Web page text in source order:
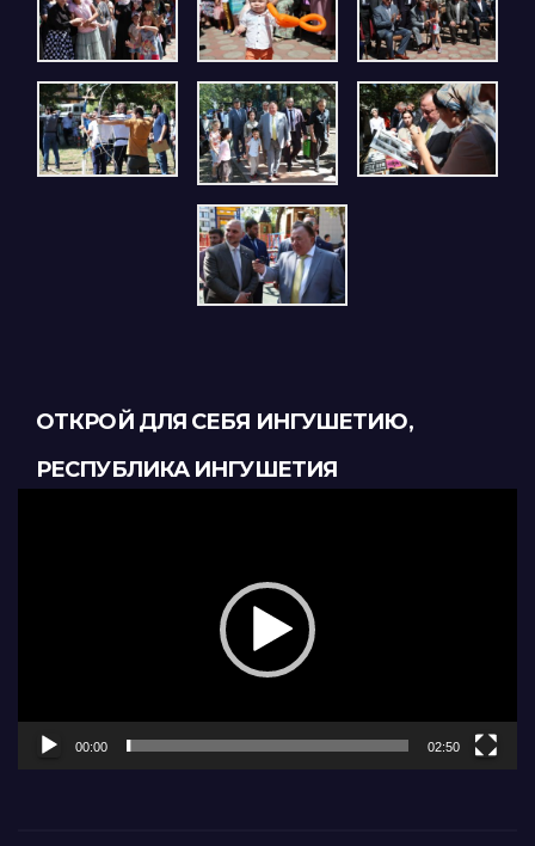
ОТКРОЙ ДЛЯ СЕБЯ ИНГУШЕТИЮ,
РЕСПУБЛИКА ИНГУШЕТИЯ
00:00 02:50